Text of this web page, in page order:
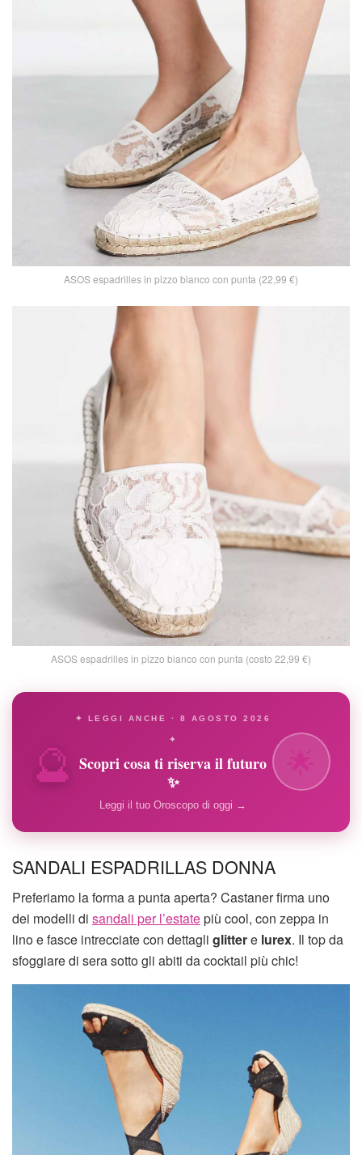
ASOS espadrilles in pizzo bianco con punta (22,99 €)
ASOS espadrilles in pizzo bianco con punta (costo 22,99 €)
🔮
✦ LEGGI ANCHE · 8 AGOSTO 2026
✦
Scopri cosa ti riserva il futuro
✨
Leggi il tuo Oroscopo di oggi →
SANDALI ESPADRILLAS DONNA
Preferiamo la forma a punta aperta? Castaner firma uno
dei modelli di sandali per l’estatepiù cool, con zeppa in
lino e fasce intrecciate con dettagli glittere lurex. Il top da
sfoggiare di sera sotto gli abiti da cocktail più chic!